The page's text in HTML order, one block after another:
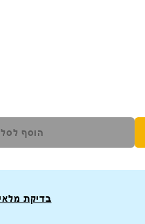
הוסף לסל
בדיקת